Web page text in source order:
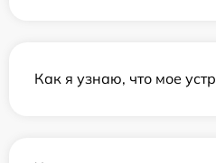
Как я узнаю, что мое